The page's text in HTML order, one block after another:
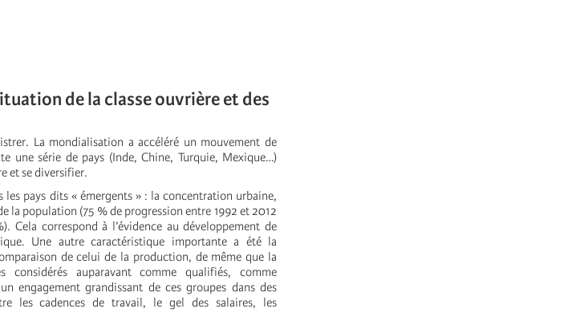
de la classe ouvrière et des
La mondialisation a accéléré un mouvement de
une série de pays (Inde, Chine, Turquie, Mexique…)
et se diversifier.
pays dits « émergents » : la concentration urbaine,
la population (75 % de progression entre 1992 et 2012
Cela correspond à l’évidence au développement de
Une autre caractéristique importante a été la
de celui de la production, de même que la
considérés auparavant comme qualifiés, comme
engagement grandissant de ces groupes dans des
les cadences de travail, le gel des salaires, les